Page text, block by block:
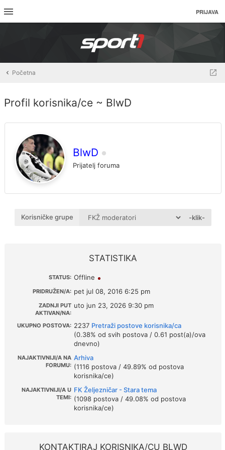
PRIJAVA
Početna
Profil korisnika/ce ~ BlwD
BlwD
Prijatelj foruma
Korisničke grupe -klik-
STATISTIKA
STATUS: Offline
PRIDRUŽEN/A: pet jul 08, 2016 6:25 pm
ZADNJI PUT
AKTIVAN/NA:
uto jun 23, 2026 9:30 pm
UKUPNO POSTOVA: 2237 Pretraži postove korisnika/ca
(0.38% od svih postova / 0.61 post(a)/ova
dnevno)
NAJAKTIVNIJI/A NA
FORUMU:
Arhiva
(1116 postova / 49.89% od postova
korisnika/ce)
NAJAKTIVNIJI/A U
TEMI:
FK Željezničar - Stara tema
(1098 postova / 49.08% od postova
korisnika/ce)
KONTAKTIRAJ KORISNIKA/CU BLWD